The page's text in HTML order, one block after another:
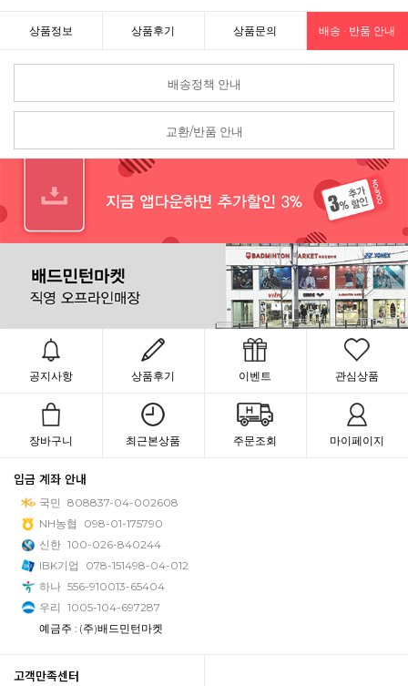
상품정보 상품후기 상품문의 배송 · 반품 안내
배송정책 안내
교환/반품 안내
공지사항 상품후기 이벤트 관심상품
장바구니 최근본상품 주문조회 마이페이지
입금 계좌 안내
국민 808837-04-002608
NH농협
098-01-175790
신한 100-026-840244
IBK기업
078-151498-04-012
하나 556-910013-65404
우리 1005-104-697287
예금주 : (주)배드민턴마켓
고객만족센터